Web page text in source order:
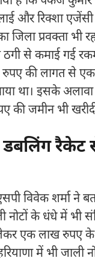
और रिक्शा
जिला प्रवक्ता भी
से कमाई गई
रुपए की लागत से
था। इसके
की जमीन भी
रैकेट
विवेक शर्मा ने
नोटों के धंधे में भी
एक लाख रुपए के
में भी जाली